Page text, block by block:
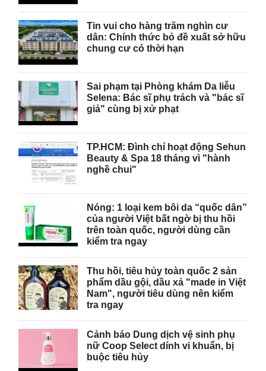
Tin vui cho hàng trăm nghìn cư
dân: Chính thức bỏ đề xuất sở hữu
chung cư có thời hạn
Sai phạm tại Phòng khám Da liễu
Selena: Bác sĩ phụ trách và "bác sĩ
giả" cùng bị xử phạt
TP.HCM: Đình chỉ hoạt động Sehun
Beauty & Spa 18 tháng vì "hành
nghề chui"
Nóng: 1 loại kem bôi da “quốc dân”
của người Việt bất ngờ bị thu hồi
trên toàn quốc, người dùng cần
kiểm tra ngay
Thu hồi, tiêu hủy toàn quốc 2 sản
phẩm dầu gội, dầu xả "made in Việt
Nam", người tiêu dùng nên kiểm
tra ngay
Cảnh báo Dung dịch vệ sinh phụ
nữ Coop Select dính vi khuẩn, bị
buộc tiêu hủy